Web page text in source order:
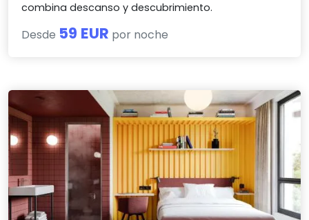
combina descanso y descubrimiento.
Desde 59 EUR por noche